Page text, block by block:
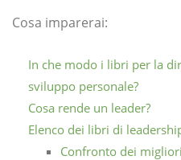
Cosa imparerai:
In che modo i libri per la
sviluppo personale?
Cosa rende un leader?
Elenco dei libri di
Confronto dei